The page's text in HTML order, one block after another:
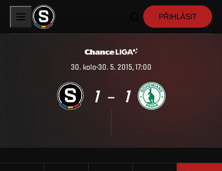
PŘIHLÁSIT
30. kolo 30. 5. 2015, 17:00
1 – 1